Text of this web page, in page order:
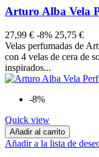
Arturo Alba Vela
27,99 € -8% 25,75 €
Velas perfumadas de
con 4 velas de cera de
inspirados...
-8%
Quick view
Añadir al carrito
Añadir a la lista de